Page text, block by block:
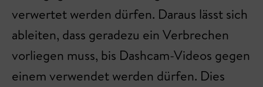
verwertet werden dürfen. Daraus lässt sich
ableiten, dass geradezu ein Verbrechen
vorliegen muss, bis Dashcam-Videos gegen
einem verwendet werden dürfen. Dies